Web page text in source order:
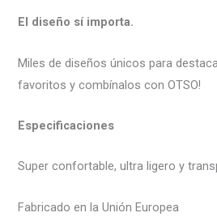
El diseño sí importa.
Miles de diseños únicos para
favoritos y combínalos con OTSO!
Especificaciones
Super confortable, ultra ligero y
Fabricado en la Unión Europea